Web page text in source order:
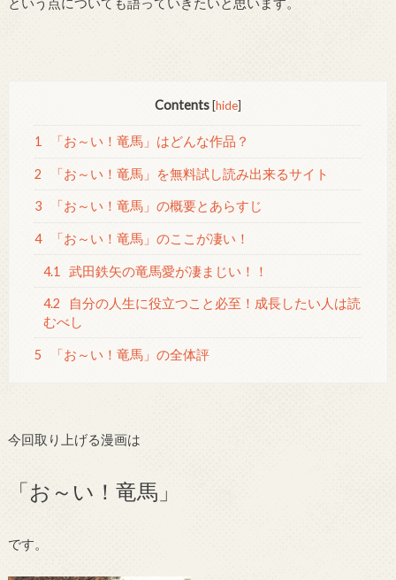
Contents [hide]
1 「お～い！竜馬」はどんな作品？
2 「お～い！竜馬」を無料試し読み出来るサイト
3 「お～い！竜馬」の概要とあらすじ
4 「お～い！竜馬」のここが凄い！
4.1 武田鉄矢の竜馬愛が凄まじい！！
4.2
自分の人生に役立つこと必至！成長したい人は読
むべし
5 「お～い！竜馬」の全体評
今回取り上げる漫画は
「お～い！竜馬」
です。